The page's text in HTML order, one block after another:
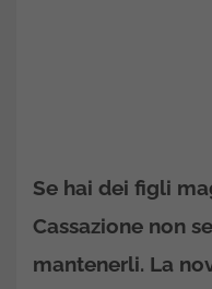
Se hai dei figli
Cassazione non
mantenerli. La